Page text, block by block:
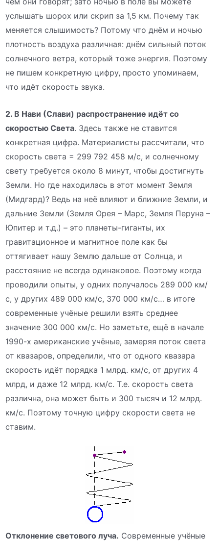
услышать шорох или скрип за 1,5 км. Почему так
меняется слышимость? Потому что днём и ночью
плотность воздуха различная: днём сильный поток
солнечного ветра, который тоже энергия. Поэтому
не пишем конкретную цифру, просто упоминаем,
что идёт скорость звука.
2. В Нави (Слави) распространение идёт со
скоростью Света. Здесь также не ставится
конкретная цифра. Материалисты рассчитали, что
скорость света = 299 792 458 м/с, и солнечному
свету требуется около 8 минут, чтобы достигнуть
Земли. Но где находилась в этот момент Земля
(Мидгард)? Ведь на неё влияют и ближние Земли, и
дальние Земли (Земля Орея – Марс, Земля Перуна –
Юпитер и т.д.) – это планеты-гиганты, их
гравитационное и магнитное поле как бы
оттягивает нашу Землю дальше от Солнца, и
расстояние не всегда одинаковое. Поэтому когда
проводили опыты, у одних получалось 289 000 км/
с, у других 489 000 км/с, 370 000 км/с… в итоге
современные учёные решили взять среднее
значение 300 000 км/с. Но заметьте, ещё в начале
1990-х американские учёные, замеряя поток света
от квазаров, определили, что от одного квазара
скорость идёт порядка 1 млрд. км/с, от других 4
млрд, и даже 12 млрд. км/с. Т.е. скорость света
различна, она может быть и 300 тысяч и 12 млрд.
км/с. Поэтому точную цифру скорости света не
ставим.
Отклонение светового луча. Современные учёные